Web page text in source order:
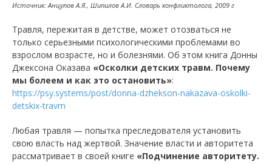
Источник: Анцупов А.Я., Шипилов А.И. Словарь конфликтолога, 2009 г
Травля, пережитая в детстве, может отозваться не
только серьезными психологическими проблемами во
взрослом возрасте, но и болезнями. Об этом книга Донны
Джексона Оказава «Осколки детских травм. Почему
мы болеем и как это остановить»:
https://psy.systems/post/donna-dzhekson-nakazava-oskolki-
detskix-travm
Любая травля — попытка преследователя установить
свою власть над жертвой. Значение власти и авторитета
рассматривает в своей книге «Подчинение авторитету.